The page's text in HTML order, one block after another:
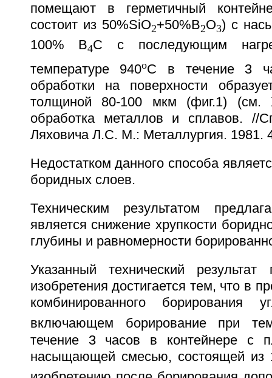
помещают в герметичный
состоит из 50%SiО2+50%В2О3) с
100% В4С с последующим
температуре 940oС в течение 3
обработки на поверхности
толщиной 80-100 мкм (фиг.1) (см.
обработка металлов и сплавов. //
Ляховича Л.С. М.: Металлургия. 1981.
Недостатком данного способа
боридных слоев.
Техническим результатом
является снижение хрупкости
глубины и равномерности
Указанный технический результат
изобретения достигается тем, что в
комбинированного борирования
включающем борирование при
течение 3 часов в контейнере с
насыщающей смесью, состоящей из